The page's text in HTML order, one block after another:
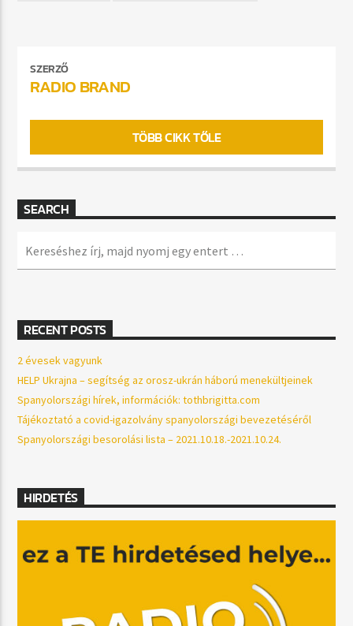
SZERZŐ
RADIO BRAND
TÖBB CIKK TŐLE
SEARCH
RECENT POSTS
2 évesek vagyunk
HELP Ukrajna – segítség az orosz-ukrán háború menekültjeinek
Spanyolországi hírek, információk: tothbrigitta.com
Tájékoztató a covid-igazolvány spanyolországi bevezetéséről
Spanyolországi besorolási lista – 2021.10.18.-2021.10.24.
HIRDETÉS